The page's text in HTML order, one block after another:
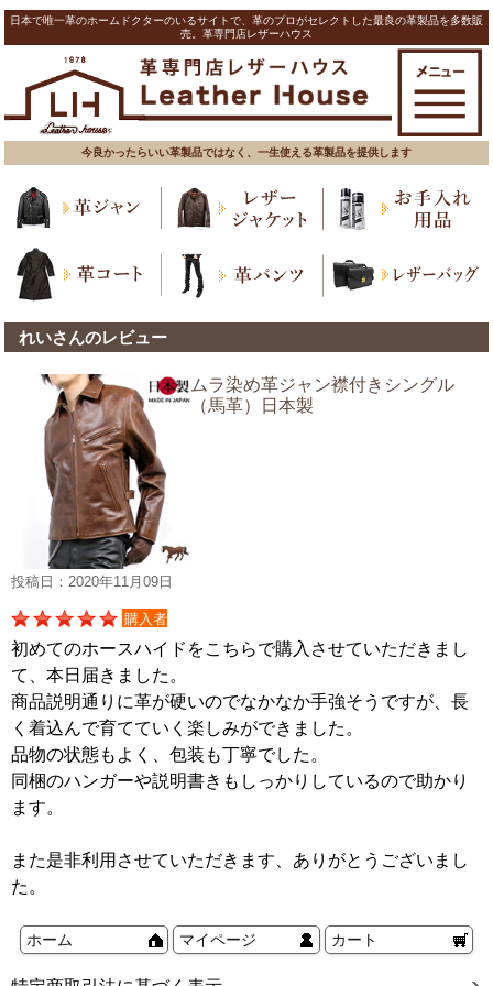
日本で唯一革のホームドクターのいるサイトで、革のプロがセレクトした最良の革製品を多数販
売。革専門店レザーハウス
今良かったらいい革製品ではなく、一生使える革製品を提供します
れいさんのレビュー
ムラ染め革ジャン襟付きシングル
（馬革）日本製
投稿日：2020年11月09日
購入者
初めてのホースハイドをこちらで購入させていただきまし
て、本日届きました。
商品説明通りに革が硬いのでなかなか手強そうですが、長
く着込んで育てていく楽しみができました。
品物の状態もよく、包装も丁寧でした。
同梱のハンガーや説明書きもしっかりしているので助かり
ます。
また是非利用させていただきます、ありがとうございまし
た。
ホーム マイページ カート